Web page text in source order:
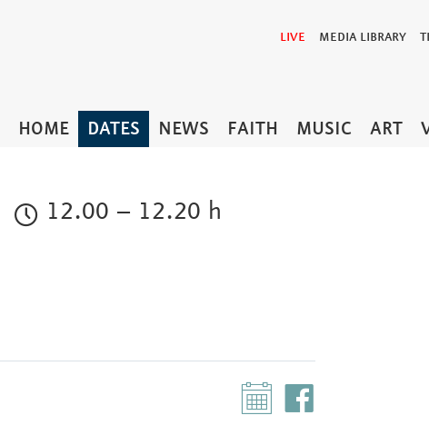
LIVE MEDIA LIBRARY
HOME DATES NEWS FAITH MUSIC ART
12.00 – 12.20 h